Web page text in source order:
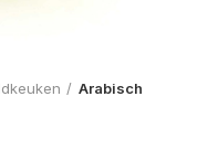
Arabisch